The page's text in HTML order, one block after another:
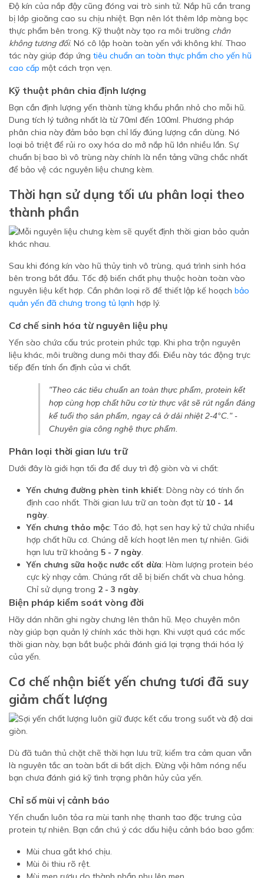
Độ kín của nắp đậy cũng đóng vai trò sinh tử. Nắp hũ cần trang
bị lớp gioăng cao su chịu nhiệt. Bạn nên lót thêm lớp màng bọc
thực phẩm bên trong. Kỹ thuật này tạo ra môi trường chân
không tương đối. Nó cô lập hoàn toàn yến với không khí. Thao
tác này giúp đáp ứng tiêu chuẩn an toàn thực phẩm cho yến hũ
cao cấp một cách trọn vẹn.
Kỹ thuật phân chia định lượng
Bạn cần định lượng yến thành từng khẩu phần nhỏ cho mỗi hũ.
Dung tích lý tưởng nhất là từ 70ml đến 100ml. Phương pháp
phân chia này đảm bảo bạn chỉ lấy đúng lượng cần dùng. Nó
loại bỏ triệt để rủi ro oxy hóa do mở nắp hũ lớn nhiều lần. Sự
chuẩn bị bao bì vô trùng này chính là nền tảng vững chắc nhất
để bảo vệ các nguyên liệu chưng kèm.
Thời hạn sử dụng tối ưu phân loại theo
thành phần
Sau khi đóng kín vào hũ thủy tinh vô trùng, quá trình sinh hóa
bên trong bắt đầu. Tốc độ biến chất phụ thuộc hoàn toàn vào
nguyên liệu kết hợp. Cần phân loại rõ để thiết lập kế hoạch bảo
quản yến đã chưng trong tủ lạnh hợp lý.
Cơ chế sinh hóa từ nguyên liệu phụ
Yến sào chứa cấu trúc protein phức tạp. Khi pha trộn nguyên
liệu khác, môi trường dung môi thay đổi. Điều này tác động trực
tiếp đến tính ổn định của vi chất.
"Theo các tiêu chuẩn an toàn thực phẩm, protein kết
hợp cùng hợp chất hữu cơ từ thực vật sẽ rút ngắn đáng
kể tuổi thọ sản phẩm, ngay cả ở dải nhiệt 2-4°C." -
Chuyên gia công nghệ thực phẩm.
Phân loại thời gian lưu trữ
Dưới đây là giới hạn tối đa để duy trì độ giòn và vi chất:
Yến chưng đường phèn tinh khiết: Dòng này có tính ổn
định cao nhất. Thời gian lưu trữ an toàn đạt từ 10 - 14
ngày.
Yến chưng thảo mộc: Táo đỏ, hạt sen hay kỷ tử chứa nhiều
hợp chất hữu cơ. Chúng dễ kích hoạt lên men tự nhiên. Giới
hạn lưu trữ khoảng 5 - 7 ngày.
Yến chưng sữa hoặc nước cốt dừa: Hàm lượng protein béo
cực kỳ nhạy cảm. Chúng rất dễ bị biến chất và chua hỏng.
Chỉ sử dụng trong 2 - 3 ngày.
Biện pháp kiểm soát vòng đời
Hãy dán nhãn ghi ngày chưng lên thân hũ. Mẹo chuyên môn
này giúp bạn quản lý chính xác thời hạn. Khi vượt quá các mốc
thời gian này, bạn bắt buộc phải đánh giá lại trạng thái hóa lý
của yến.
Cơ chế nhận biết yến chưng tươi đã suy
giảm chất lượng
Dù đã tuân thủ chặt chẽ thời hạn lưu trữ, kiểm tra cảm quan vẫn
là nguyên tắc an toàn bất di bất dịch. Đừng vội hâm nóng nếu
bạn chưa đánh giá kỹ tình trạng phân hủy của yến.
Chỉ số mùi vị cảnh báo
Yến chuẩn luôn tỏa ra mùi tanh nhẹ thanh tao đặc trưng của
protein tự nhiên. Bạn cần chú ý các dấu hiệu cảnh báo bao gồm:
Mùi chua gắt khó chịu.
Mùi ôi thiu rõ rệt.